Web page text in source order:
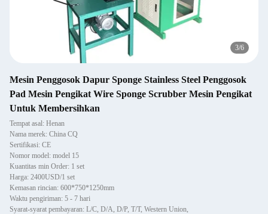
4/6
Mesin Penggosok Dapur Sponge Stainless Steel Penggosok
Pad Mesin Pengikat Wire Sponge Scrubber Mesin Pengikat
Untuk Membersihkan
Tempat asal: Henan
Nama merek: China CQ
Sertifikasi: CE
Nomor model: model 15
Kuantitas min Order: 1 set
Harga: 2400USD/1 set
Kemasan rincian: 600*750*1250mm
Waktu pengiriman: 5 - 7 hari
Syarat-syarat pembayaran: L/C, D/A, D/P, T/T, Western Union,